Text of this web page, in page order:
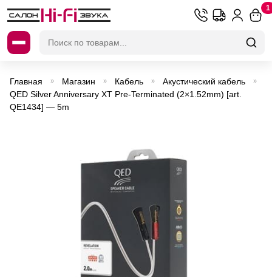
1
Главная » Магазин » Кабель » Акустический кабель »
QED Silver Anniversary XT Pre-Terminated (2×1.52mm) [art.
QE1434] — 5m